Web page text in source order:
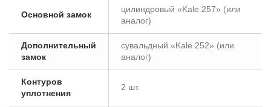
Основной замок
цилиндровый «Kale 257» (или
аналог)
Дополнительный
замок
сувальдный «Kale 252» (или
аналог)
Контуров
уплотнения
2 шт.